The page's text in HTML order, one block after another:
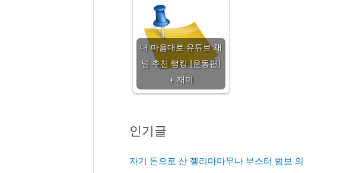
내 마음대로 유튜브 채
널 추천 랭킹 [운동편]
+ 재미
인기글
자기 돈으로 산 젤리마마무나 부스터 범보 의